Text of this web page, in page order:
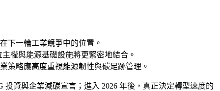
下一輪工業競爭中的位置。
權與能源基礎設施將更緊密地結合。
策略應高度重視能源韌性與碳足跡管理。
資與企業減碳宣言；進入 2026 年後，真正決定轉型速度的